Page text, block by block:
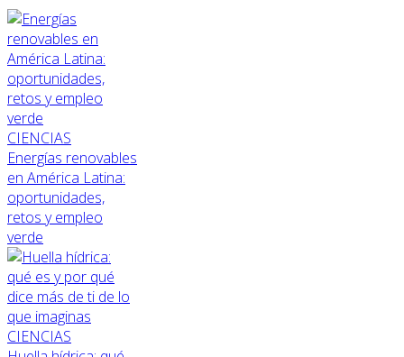
CIENCIAS
Energías renovables
en América Latina:
oportunidades,
retos y empleo
verde
CIENCIAS